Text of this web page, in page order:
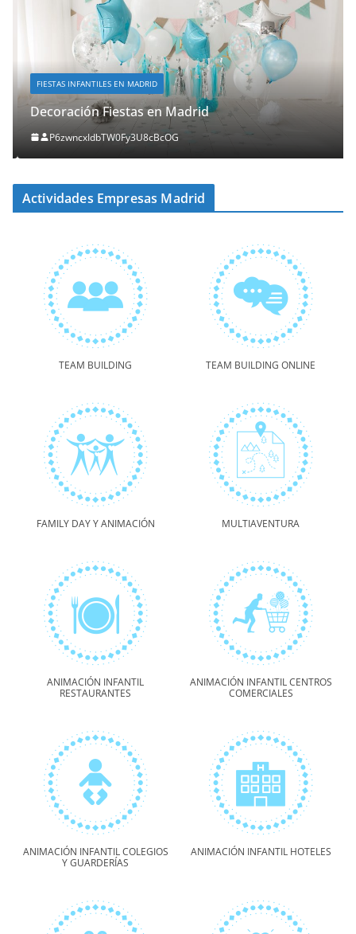
FIESTAS INFANTILES EN MADRID
Decoración Fiestas en Madrid
P6zwncxIdbTW0Fy3U8cBcOG
Actividades Empresas Madrid
TEAM BUILDING TEAM BUILDING ONLINE
FAMILY DAY Y ANIMACIÓN MULTIAVENTURA
ANIMACIÓN INFANTIL
RESTAURANTES
ANIMACIÓN INFANTIL CENTROS
COMERCIALES
ANIMACIÓN INFANTIL COLEGIOS
Y GUARDERÍAS
ANIMACIÓN INFANTIL HOTELES